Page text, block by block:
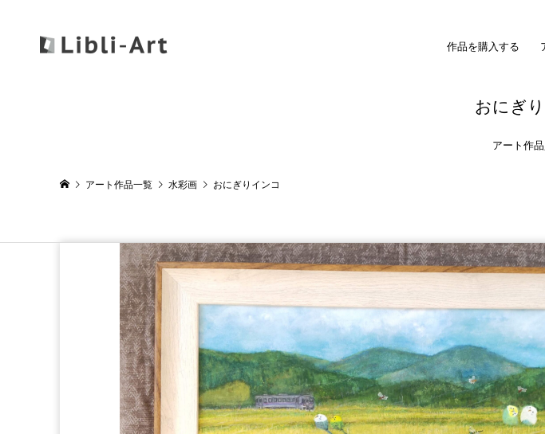
作品を購入する
おにぎ
アート作品
アート作品一覧 水彩画 おにぎりインコ